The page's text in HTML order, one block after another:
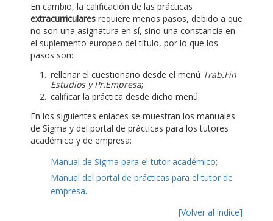
En cambio, la calificación de las prácticas
extracurriculares requiere menos pasos, debido a que
no son una asignatura en sí, sino una constancia en
el suplemento europeo del título, por lo que los
pasos son:
rellenar el cuestionario desde el menú Trab.Fin
Estudios y Pr.Empresa;
calificar la práctica desde dicho menú.
En los siguientes enlaces se muestran los manuales
de Sigma y del portal de prácticas para los tutores
académico y de empresa:
Manual de Sigma para el tutor académico;
Manual del portal de prácticas para el tutor de
empresa.
[Volver al índice]